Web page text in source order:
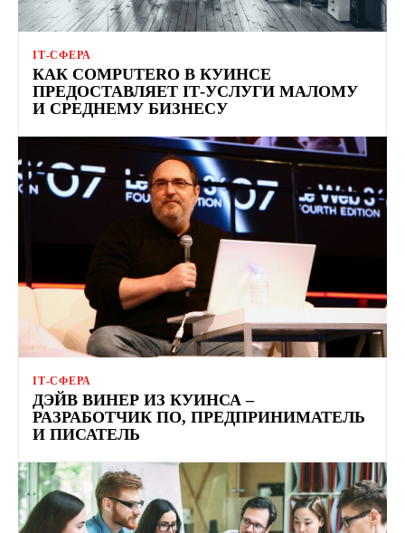
ІТ-СФЕРА
КАК COMPUTERO В КУИНСЕ
ПРЕДОСТАВЛЯЕТ ІТ-УСЛУГИ МАЛОМУ
И СРЕДНЕМУ БИЗНЕСУ
ІТ-СФЕРА
ДЭЙВ ВИНЕР ИЗ КУИНСА –
РАЗРАБОТЧИК ПО, ПРЕДПРИНИМАТЕЛЬ
И ПИСАТЕЛЬ